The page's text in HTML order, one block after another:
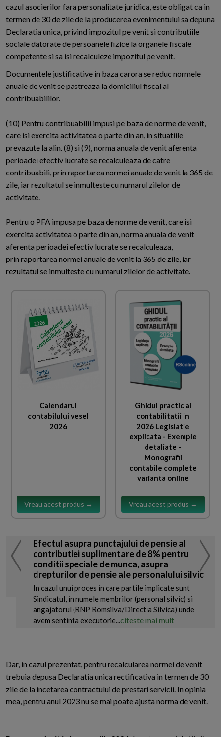
cazul asocierilor fara personalitate juridica, este obligat ca in
termen de 30 de zile de la producerea evenimentului sa depuna
Declaratia unica, privind impozitul pe venit si contributiile
sociale datorate de persoanele fizice la organele fiscale
competente si sa isi recalculeze impozitul pe venit.
Documentele justificative in baza carora se reduc normele
anuale de venit se pastreaza la domiciliul fiscal al
contribuabililor.
(10) Pentru contribuabilii impusi pe baza de norme de venit,
care isi exercita activitatea o parte din an, in situatiile
prevazute la alin. (8) si (9), norma anuala de venit aferenta
perioadei efectiv lucrate se recalculeaza de catre
contribuabili, prin raportarea normei anuale de venit la 365 de
zile, iar rezultatul se inmulteste cu numarul zilelor de
activitate.
Pentru o PFA impusa pe baza de norme de venit, care isi
exercita activitatea o parte din an, norma anuala de venit
aferenta perioadei efectiv lucrate se recalculeaza,
prin raportarea normei anuale de venit la 365 de zile, iar
rezultatul se inmulteste cu numarul zilelor de activitate.
Calendarul
contabilului vesel
2026
Vreau acest produs →
Ghidul practic al
contabilitatii in
2026 Legislatie
explicata - Exemple
detaliate -
Monografii
contabile complete
varianta online
Vreau acest produs →
Efectul asupra punctajului de pensie al
contributiei suplimentare de 8% pentru
conditii speciale de munca, asupra
drepturilor de pensie ale personalului silvic
In cazul unui proces in care partile implicate sunt
Sindicatul, in numele membrilor (personal silvic) si
angajatorul (RNP Romsilva/Directia Silvica) unde
avem sentinta executorie...citeste mai mult
Dar, in cazul prezentat, pentru recalcularea normei de venit
trebuia depusa Declaratia unica rectificativa in termen de 30
zile de la incetarea contractului de prestari servicii. In opinia
mea, pentru anul 2023 nu se mai poate ajusta norma de venit.